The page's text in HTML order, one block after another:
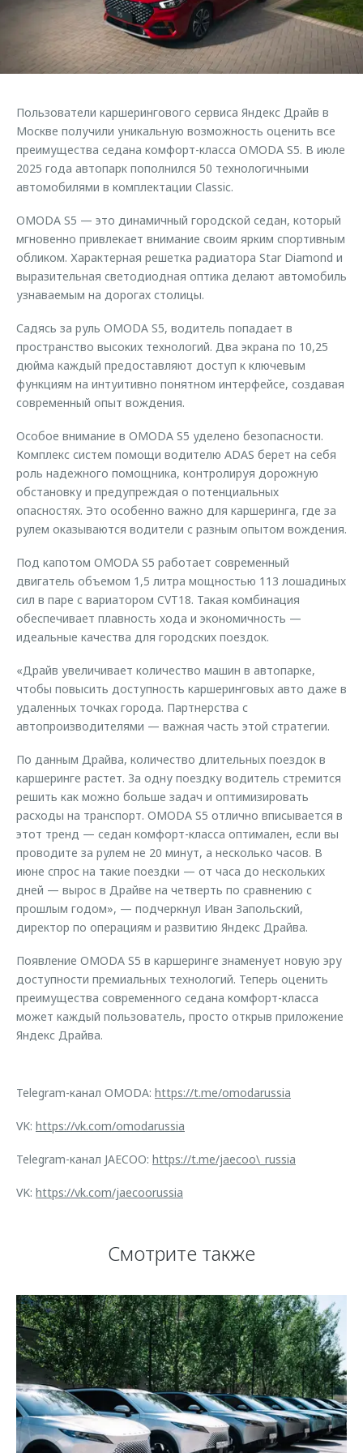
Кредитный калькулятор
Корпоративным клиентам
Корпоративные продажи
Трейд-ин
Калькулятор трейд-ин
Дополнительная техническая поддержка
Руководства по эксплуатации
Клиентская поддержка
Приложение владельцев OMODA
Аксессуары
Одежда и сувениры
Запчасти
Ключевые клиенты OMODA
Приложение владельцев OMODA
Клуб владельцев OMODA
Новости
Технологии
Обратная связь
Пользователи каршерингового сервиса Яндекс Драйв в
Москве получили уникальную возможность оценить все
преимущества седана комфорт-класса OMODA S5. В июле
2025 года автопарк пополнился 50 технологичными
автомобилями в комплектации Classic.
OMODA S5 — это динамичный городской седан, который
мгновенно привлекает внимание своим ярким спортивным
обликом. Характерная решетка радиатора Star Diamond и
выразительная светодиодная оптика делают автомобиль
узнаваемым на дорогах столицы.
Садясь за руль OMODA S5, водитель попадает в
пространство высоких технологий. Два экрана по 10,25
дюйма каждый предоставляют доступ к ключевым
функциям на интуитивно понятном интерфейсе, создавая
современный опыт вождения.
Особое внимание в OMODA S5 уделено безопасности.
Комплекс систем помощи водителю ADAS берет на себя
роль надежного помощника, контролируя дорожную
обстановку и предупреждая о потенциальных
опасностях. Это особенно важно для каршеринга, где за
рулем оказываются водители с разным опытом вождения.
Под капотом OMODA S5 работает современный
двигатель объемом 1,5 литра мощностью 113 лошадиных
сил в паре с вариатором CVT18. Такая комбинация
обеспечивает плавность хода и экономичность —
идеальные качества для городских поездок.
«Драйв увеличивает количество машин в автопарке,
чтобы повысить доступность каршеринговых авто даже в
удаленных точках города. Партнерства с
автопроизводителями — важная часть этой стратегии.
По данным Драйва, количество длительных поездок в
каршеринге растет. За одну поездку водитель стремится
решить как можно больше задач и оптимизировать
расходы на транспорт. OMODA S5 отлично вписывается в
этот тренд — седан комфорт-класса оптимален, если вы
проводите за рулем не 20 минут, а несколько часов. В
июне спрос на такие поездки — от часа до нескольких
дней — вырос в Драйве на четверть по сравнению с
прошлым годом», — подчеркнул Иван Запольский,
директор по операциям и развитию Яндекс Драйва.
Появление OMODA S5 в каршеринге знаменует новую эру
доступности премиальных технологий. Теперь оценить
преимущества современного седана комфорт-класса
может каждый пользователь, просто открыв приложение
Яндекс Драйва.
Telegram-канал OMODA: https://t.me/omodarussia
VK: https://vk.com/omodarussia
Telegram-канал JAECOO: https://t.me/jaecoo\_russia
VK: https://vk.com/jaecoorussia
Смотрите также